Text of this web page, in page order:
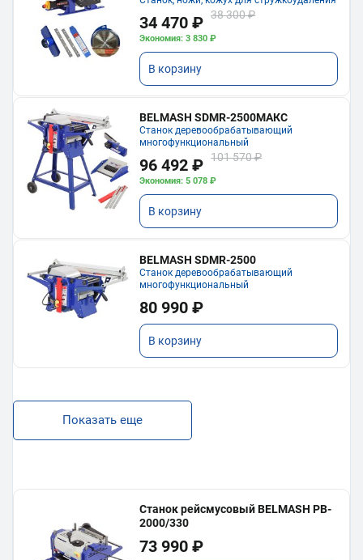
34 470 ₽ 38 300 ₽
Экономия: 3 830 ₽
В корзину
BELMASH SDMR-2500МАКС
Станок деревообрабатывающий
многофункциональный
96 492 ₽ 101 570 ₽
Экономия: 5 078 ₽
В корзину
BELMASH SDMR-2500
Станок деревообрабатывающий
многофункциональный
80 990 ₽
В корзину
Показать еще
Станок рейсмусовый BELMASH PB-
2000/330
73 990 ₽